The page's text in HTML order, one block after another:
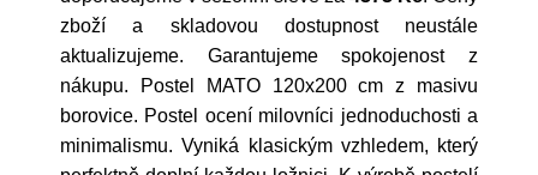
zboží a skladovou dostupnost neustále
aktualizujeme. Garantujeme spokojenost z
nákupu. Postel MATO 120x200 cm z masivu
borovice. Postel ocení milovníci jednoduchosti a
minimalismu. Vyniká klasickým vzhledem, který